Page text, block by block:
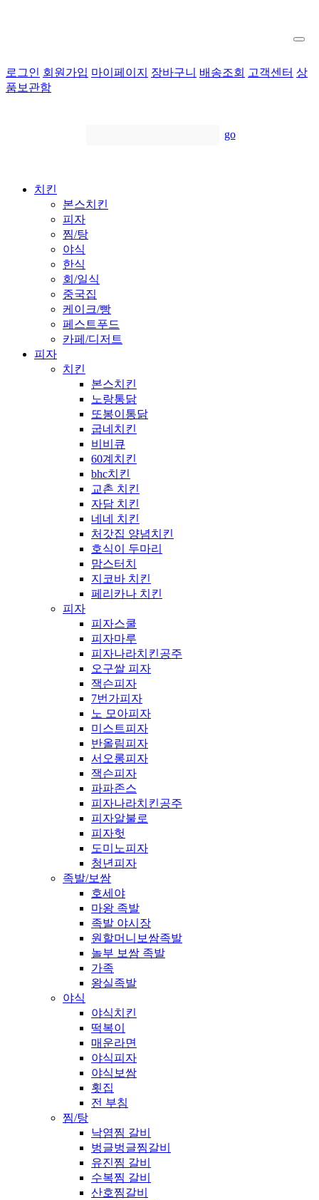
로그인 회원가입 마이페이지 장바구니 배송조회 고객센터 상
품보관함
go
치킨
본스치킨
피자
찜/탕
야식
한식
회/일식
중국집
케이크/빵
페스트푸드
카페/디저트
피자
치킨
본스치킨
노랑통닭
또봉이통닭
굽네치킨
비비큐
60계치킨
bhc치킨
교촌 치킨
자담 치킨
네네 치킨
처갓집 양념치킨
호식이 두마리
맘스터치
지코바 치킨
페리카나 치킨
피자
피자스쿨
피자마루
피자나라치킨공주
오구쌀 피자
잭슨피자
7번가피자
노 모아피자
미스트피자
반올림피자
서오롱피자
잭슨피자
파파존스
피자나라치킨공주
피자알불로
피자헛
도미노피자
청년피자
족발/보쌈
호세야
마왕 족발
족발 야시장
원할머니보쌈족발
놀부 보쌈 족발
가족
왕실족발
야식
야식치킨
떡복이
매운라면
야식피자
야식보쌈
횟집
전 부침
찜/탕
낙염찜 갈비
벙글벙글찜갈비
유진찜 갈비
수복찜 갈비
산호찜갈비